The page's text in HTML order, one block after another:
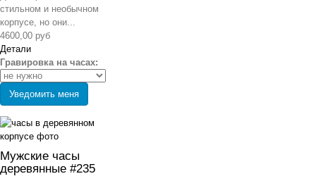
стильном и необычном
корпусе, но они...
4600,00 руб
Детали
Гравировка на часах:
Уведомить меня
Мужские часы
деревянные #235